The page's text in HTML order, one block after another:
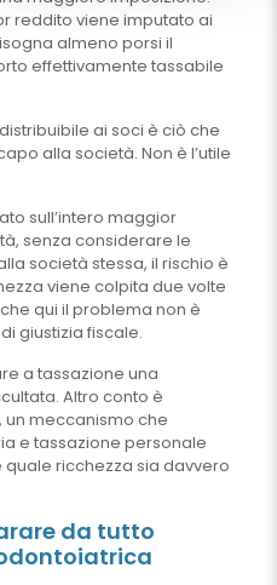
reddito viene imputato ai
almeno porsi il
effettivamente tassabile
ai soci è ciò che
alla società. Non è l’utile
sull’intero maggior
senza considerare le
società stessa, il rischio è
viene colpita due volte
qui il problema non è
giustizia fiscale.
a tassazione una
Altro conto è
un meccanismo che
e tassazione personale
ricchezza sia davvero
da tutto